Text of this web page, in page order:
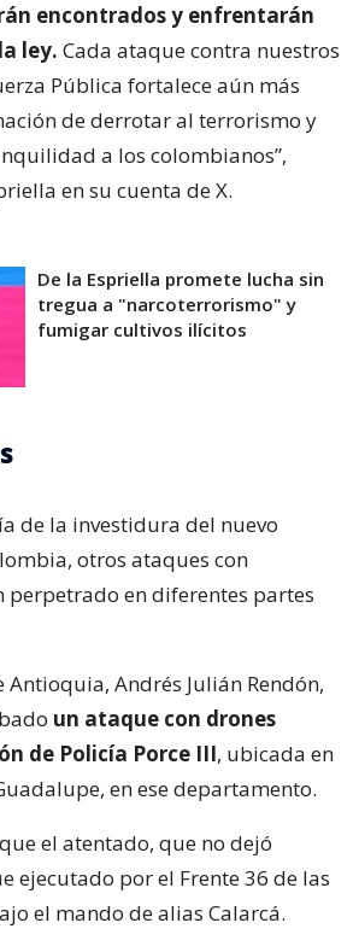
encontrados y enfrentarán
ley. Cada ataque contra nuestros
Pública fortalece aún más
de derrotar al terrorismo y
a los colombianos”,
en su cuenta de X.
De la Espriella promete lucha sin
tregua a "narcoterrorismo" y
fumigar cultivos ilícitos
de la investidura del nuevo
otros ataques con
perpetrado en diferentes partes
Andrés Julián Rendón,
un ataque con drones
de Policía Porce III, ubicada en
en ese departamento.
el atentado, que no dejó
ejecutado por el Frente 36 de las
el mando de alias Calarcá.